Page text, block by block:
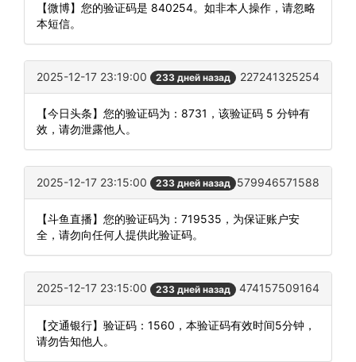
【微博】您的验证码是 840254。如非本人操作，请忽略
本短信。
2025-12-17 23:19:00 233 дней назад 227241325254
【今日头条】您的验证码为：8731，该验证码 5 分钟有
效，请勿泄露他人。
2025-12-17 23:15:00 233 дней назад 579946571588
【斗鱼直播】您的验证码为：719535，为保证账户安
全，请勿向任何人提供此验证码。
2025-12-17 23:15:00 233 дней назад 474157509164
【交通银行】验证码：1560，本验证码有效时间5分钟，
请勿告知他人。